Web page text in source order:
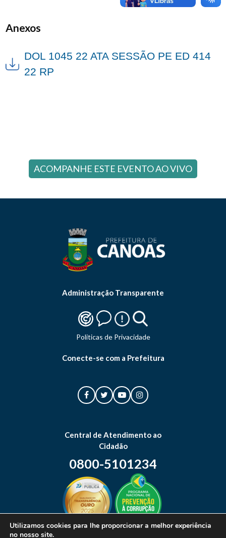
Anexos
DOL 1045 22 ATA SESSÃO PE ED 414
22 RP
ACOMPANHE ESTE EVENTO AO VIVO
Administração Transparente
Politicas de Privacidade
Conecte-se com a Prefeitura
Central de Atendimento ao
Cidadão
0800-5101234
Utilizamos cookies para lhe proporcionar a melhor experiência
no nosso site.